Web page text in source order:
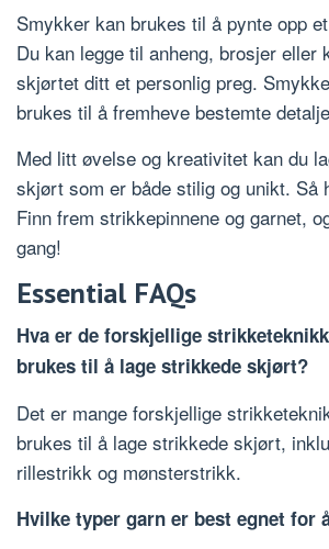
Smykker kan brukes til å pynte opp
Du kan legge til anheng, brosjer eller
skjørtet ditt et personlig preg.
brukes til å fremheve bestemte
Med litt øvelse og kreativitet kan du
skjørt som er både stilig og unikt. Så
Finn frem strikkepinnene og garnet,
gang!
Essential FAQs
Hva er de forskjellige
brukes til å lage strikkede skjørt?
Det er mange forskjellige
brukes til å lage strikkede skjørt,
rillestrikk og mønsterstrikk.
Hvilke typer garn er best egnet for